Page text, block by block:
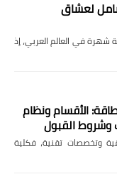
لعشاق
شهرة في العالم العربي، إذ
الأقسام ونظام
وشروط القبول
وتخصصات تقنية، فكلية